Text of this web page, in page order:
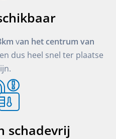
van het centrum van
dus heel snel ter plaatse
schadevrij